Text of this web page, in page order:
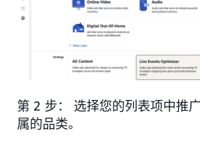
第 2 步： 选择您的列表项中推
属的品类。